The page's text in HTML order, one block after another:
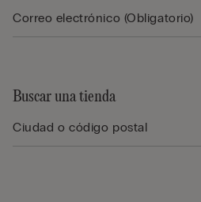
Buscar una tienda